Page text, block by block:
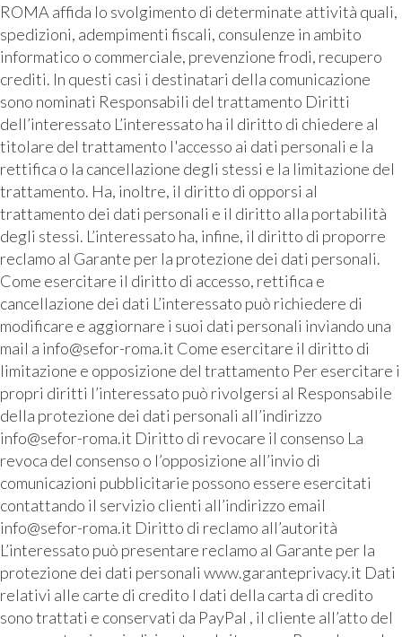
ROMA affida lo svolgimento di determinate attività quali,
spedizioni, adempimenti fiscali, consulenze in ambito
informatico o commerciale, prevenzione frodi, recupero
crediti. In questi casi i destinatari della comunicazione
sono nominati Responsabili del trattamento Diritti
dell’interessato L’interessato ha il diritto di chiedere al
titolare del trattamento l'accesso ai dati personali e la
rettifica o la cancellazione degli stessi e la limitazione del
trattamento. Ha, inoltre, il diritto di opporsi al
trattamento dei dati personali e il diritto alla portabilità
degli stessi. L’interessato ha, infine, il diritto di proporre
reclamo al Garante per la protezione dei dati personali.
Come esercitare il diritto di accesso, rettifica e
cancellazione dei dati L’interessato può richiedere di
modificare e aggiornare i suoi dati personali inviando una
mail a info@sefor-roma.it Come esercitare il diritto di
limitazione e opposizione del trattamento Per esercitare i
propri diritti l’interessato può rivolgersi al Responsabile
della protezione dei dati personali all’indirizzo
info@sefor-roma.it Diritto di revocare il consenso La
revoca del consenso o l’opposizione all’invio di
comunicazioni pubblicitarie possono essere esercitati
contattando il servizio clienti all’indirizzo email
info@sefor-roma.it Diritto di reclamo all’autorità
L’interessato può presentare reclamo al Garante per la
protezione dei dati personali www.garanteprivacy.it Dati
relativi alle carte di credito I dati della carta di credito
sono trattati e conservati da PayPal , il cliente all’atto del